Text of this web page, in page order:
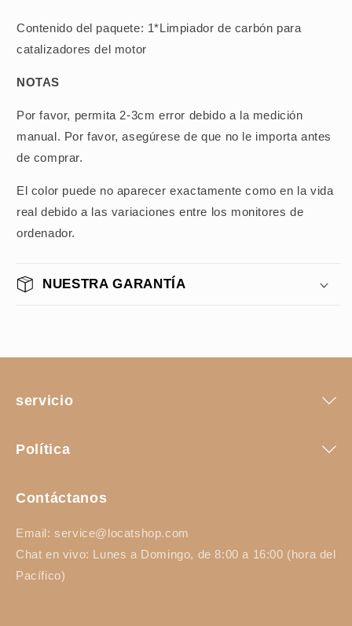
Contenido del paquete: 1*Limpiador de carbón para
catalizadores del motor
NOTAS
Por favor, permita 2-3cm error debido a la medición
manual. Por favor, asegúrese de que no le importa antes
de comprar.
El color puede no aparecer exactamente como en la vida
real debido a las variaciones entre los monitores de
ordenador.
NUESTRA GARANTÍA
servicio
Política
Contáctanos
Email: service@locatshop.com
Chat en vivo: Lunes a Domingo, de 8:00 a 16:00 (hora del
Pacífico)